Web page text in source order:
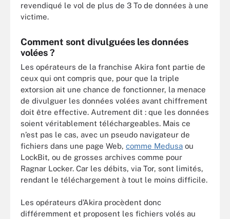
revendiqué le vol de plus de 3 To de données à une
victime.
Comment sont divulguées les données
volées ?
Les opérateurs de la franchise Akira font partie de
ceux qui ont compris que, pour que la triple
extorsion ait une chance de fonctionner, la menace
de divulguer les données volées avant chiffrement
doit être effective. Autrement dit : que les données
soient véritablement téléchargeables. Mais ce
n’est pas le cas, avec un pseudo navigateur de
fichiers dans une page Web, comme Medusa ou
LockBit, ou de grosses archives comme pour
Ragnar Locker. Car les débits, via Tor, sont limités,
rendant le téléchargement à tout le moins difficile.
Les opérateurs d’Akira procèdent donc
différemment et proposent les fichiers volés au